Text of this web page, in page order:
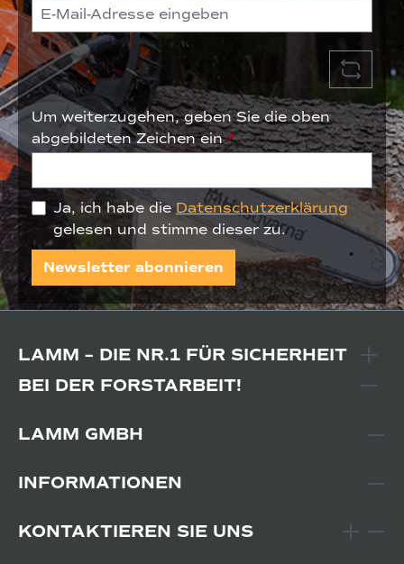
Um weiterzugehen, geben Sie die oben
abgebildeten Zeichen ein*
Ja, ich habe die Datenschutzerklärung
gelesen und stimme dieser zu.
Newsletter abonnieren
LAMM – DIE NR.1 FÜR SICHERHEIT
BEI DER FORSTARBEIT!
LAMM GMBH
INFORMATIONEN
KONTAKTIEREN SIE UNS